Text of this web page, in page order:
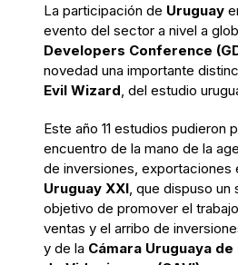
La participación de Uruguay
evento del sector a nivel a
Developers Conference
novedad una importante
Evil Wizard, del estudio
Este año 11 estudios pudieron
encuentro de la mano de la
de inversiones, exportaciones
Uruguay XXI, que dispuso un
objetivo de promover el
ventas y el arribo de
y de la Cámara Uruguaya